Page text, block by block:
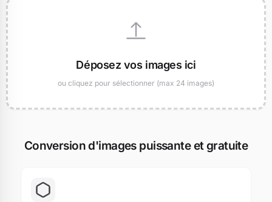
Déposez vos images ici
ou cliquez pour sélectionner (max 24 images)
Conversion d'images puissante et gratuite